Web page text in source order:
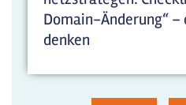
Domain-Änderung“
denken